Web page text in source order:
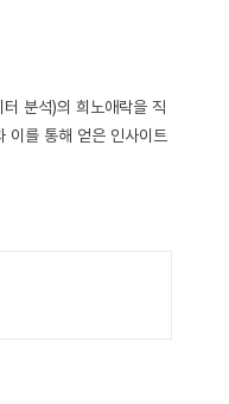
분석)의 희노애락을 직
이를 통해 얻은 인사이트